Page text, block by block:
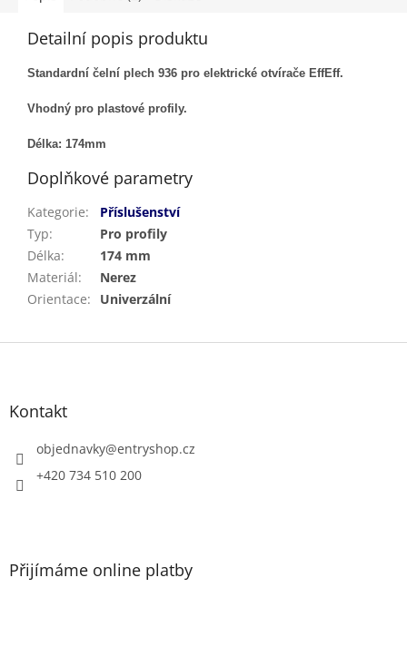
Detailní popis produktu
Standardní čelní plech 936 pro elektrické otvírače EffEff.
Vhodný pro plastové profily.
Délka: 174mm
Doplňkové parametry
Kategorie:
Příslušenství
Typ:
Pro profily
Délka:
174 mm
Materiál:
Nerez
Orientace: Univerzální
Z
Kontakt
objednavky@entryshop.cz
+420 734 510 200
Přijímáme online platby